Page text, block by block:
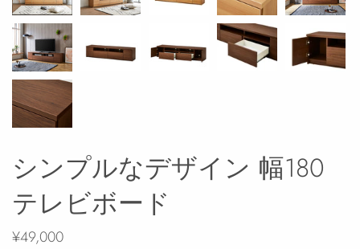
シンプルなデザイン 幅180
テレビボード
¥49,000